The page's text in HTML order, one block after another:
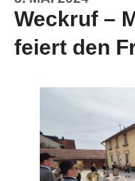
Weckruf –
feiert den